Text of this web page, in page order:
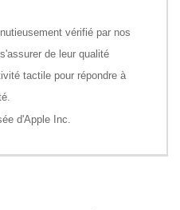
vérifié par nos
de leur qualité
tactile pour répondre à
d'Apple Inc.